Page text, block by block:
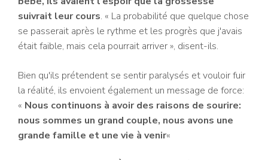
suivrait leur cours. « La probabilité que quelque chose
se passerait après le rythme et les progrès que j'avais
était faible, mais cela pourrait arriver », disent-ils.
Bien qu'ils prétendent se sentir paralysés et vouloir fuir
la réalité, ils envoient également un message de force:
« Nous continuons à avoir des raisons de sourire:
nous sommes un grand couple, nous avons une
grande famille et une vie à venir«